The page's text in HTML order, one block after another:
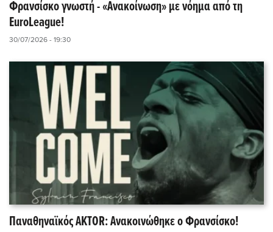
Φρανσίσκο γνωστή - «Ανακοίνωση» με νόημα από τη
EuroLeague!
30/07/2026 - 19:30
Παναθηναϊκός AKTOR: Ανακοινώθηκε ο Φρανσίσκο!